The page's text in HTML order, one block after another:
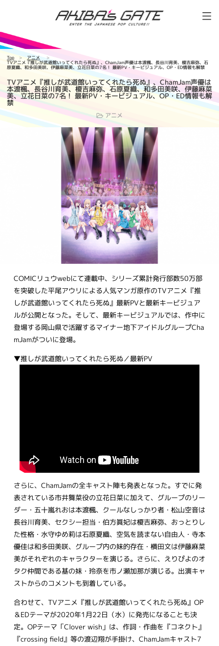
Top アニメ
TVアニメ『推しが武道館いってくれたら死ぬ』、ChamJam声優は本渡楓、長谷川育美、榎吉麻弥、石
原夏織、和多田美咲、伊藤麻菜美、立花日菜の7名！ 最新PV・キービジュアル、OP・ED情報も解禁
TVアニメ『推しが武道館いってくれたら死ぬ』、ChamJam声優は
本渡楓、長谷川育美、榎吉麻弥、石原夏織、和多田美咲、伊藤麻菜
美、立花日菜の7名！ 最新PV・キービジュアル、OP・ED情報も解
禁
アニメ
COMICリュウwebにて連載中、シリーズ累計発行部数50万部
を突破した平尾アウリによる人気マンガ原作のTVアニメ『推
しが武道館いってくれたら死ぬ』最新PVと最新キービジュア
ルが公開となった。そして、最新キービジュアルでは、作中に
登場する岡山県で活躍するマイナー地下アイドルグループCha
mJamがついに登場。
▼推しが武道館いってくれたら死ぬ／最新PV
さらに、ChamJamの全キャスト陣も発表となった。すでに発
表されている市井舞菜役の立花日菜に加えて、グループのリー
ダー・五十嵐れおは本渡楓、クールなしっかり者・松山空音は
長谷川育美、セクシー担当・伯方眞妃は榎吉麻弥、おっとりし
た性格・水守ゆめ莉は石原夏織、空気を読まない自由人・寺本
優佳は和多田美咲、グループ内の妹的存在・横田文は伊藤麻菜
美がそれぞれのキャラクターを演じる。さらに、えりぴよのオ
タク仲間である基の妹・玲奈を市ノ瀬加那が演じる。出演キャ
ストからのコメントも到着している。
合わせて、TVアニメ『推しが武道館いってくれたら死ぬ』OP
＆EDテーマが2020年1月22日（水）に発売になることも決
定。OPテーマ「Clover wish」は、作詞・作曲を『コネクト』
『crossing field』等の渡辺翔が手掛け、ChamJamキャスト7